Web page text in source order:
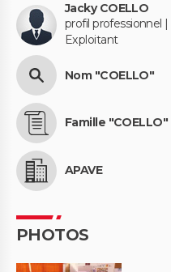
Jacky COELLO
profil professionnel
Exploitant
Nom "COELLO"
Famille "COELLO"
APAVE
PHOTOS